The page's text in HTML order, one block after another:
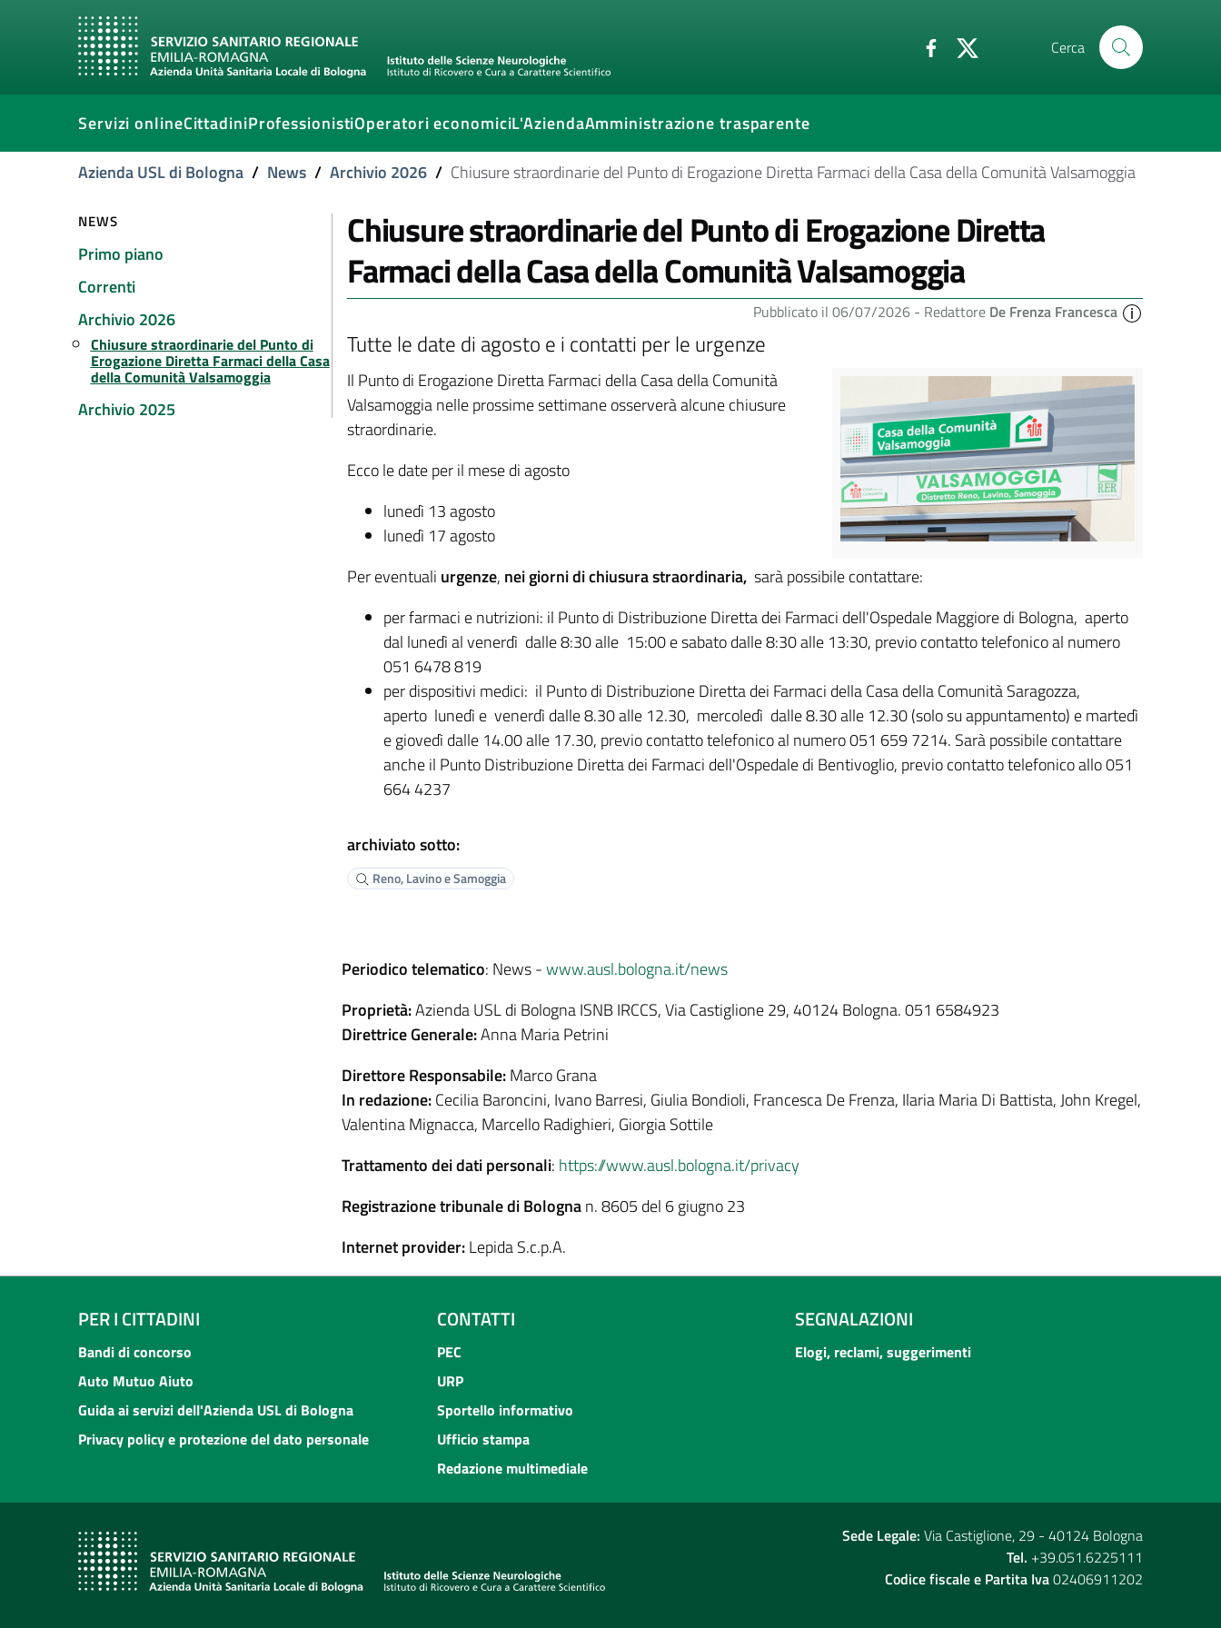
Cerca
Servizi onlineCittadiniProfessionistiOperatori economiciL'AziendaAmministrazione trasparente
Azienda USL di Bologna / News / Archivio 2026 / Chiusure straordinarie del Punto di Erogazione Diretta Farmaci della Casa della Comunità Valsamoggia
NEWS
Primo piano
Correnti
Archivio 2026
Chiusure straordinarie del Punto di
Erogazione Diretta Farmaci della Casa
della Comunità Valsamoggia
Archivio 2025
Chiusure straordinarie del Punto di Erogazione Diretta
Farmaci della Casa della Comunità Valsamoggia
Pubblicato il 06/07/2026 - Redattore De Frenza Francesca
Tutte le date di agosto e i contatti per le urgenze
Il Punto di Erogazione Diretta Farmaci della Casa della Comunità
Valsamoggia nelle prossime settimane osserverà alcune chiusure
straordinarie.
Ecco le date per il mese di agosto
lunedì 13 agosto
lunedì 17 agosto
Per eventuali urgenze, nei giorni di chiusura straordinaria, sarà possibile contattare:
per farmaci e nutrizioni: il Punto di Distribuzione Diretta dei Farmaci dell'Ospedale Maggiore di Bologna, aperto
dal lunedì al venerdì dalle 8:30 alle 15:00 e sabato dalle 8:30 alle 13:30, previo contatto telefonico al numero
051 6478 819
per dispositivi medici: il Punto di Distribuzione Diretta dei Farmaci della Casa della Comunità Saragozza,
aperto lunedì e venerdì dalle 8.30 alle 12.30, mercoledì dalle 8.30 alle 12.30 (solo su appuntamento) e martedì
e giovedì dalle 14.00 alle 17.30, previo contatto telefonico al numero 051 659 7214. Sarà possibile contattare
anche il Punto Distribuzione Diretta dei Farmaci dell'Ospedale di Bentivoglio, previo contatto telefonico allo 051
664 4237
archiviato sotto:
Reno, Lavino e Samoggia
Periodico telematico: News -www.ausl.bologna.it/news
Proprietà:Azienda USL di Bologna ISNB IRCCS, Via Castiglione 29, 40124 Bologna. 051 6584923
Direttrice Generale:Anna Maria Petrini
Direttore Responsabile:Marco Grana
In redazione:Cecilia Baroncini, Ivano Barresi, Giulia Bondioli, Francesca De Frenza, Ilaria Maria Di Battista, John Kregel,
Valentina Mignacca, Marcello Radighieri, Giorgia Sottile
Trattamento dei dati personali: https://www.ausl.bologna.it/privacy
Registrazione tribunale di Bolognan. 8605 del 6 giugno 23
Internet provider:Lepida S.c.p.A.
PER I CITTADINI
Bandi di concorso
Auto Mutuo Aiuto
Guida ai servizi dell'Azienda USL di Bologna
Privacy policy e protezione del dato personale
CONTATTI
PEC
URP
Sportello informativo
Ufficio stampa
Redazione multimediale
SEGNALAZIONI
Elogi, reclami, suggerimenti
Sede Legale: Via Castiglione, 29 - 40124 Bologna
Tel. +39.051.6225111
Codice fiscale e Partita Iva02406911202